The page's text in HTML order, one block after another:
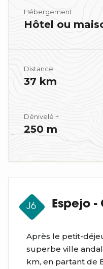
Hébergement
Hôtel ou
Distance
37 km
Dénivelé +
250 m
J6 Espejo -
Après le petit-
superbe ville
km, en partant de